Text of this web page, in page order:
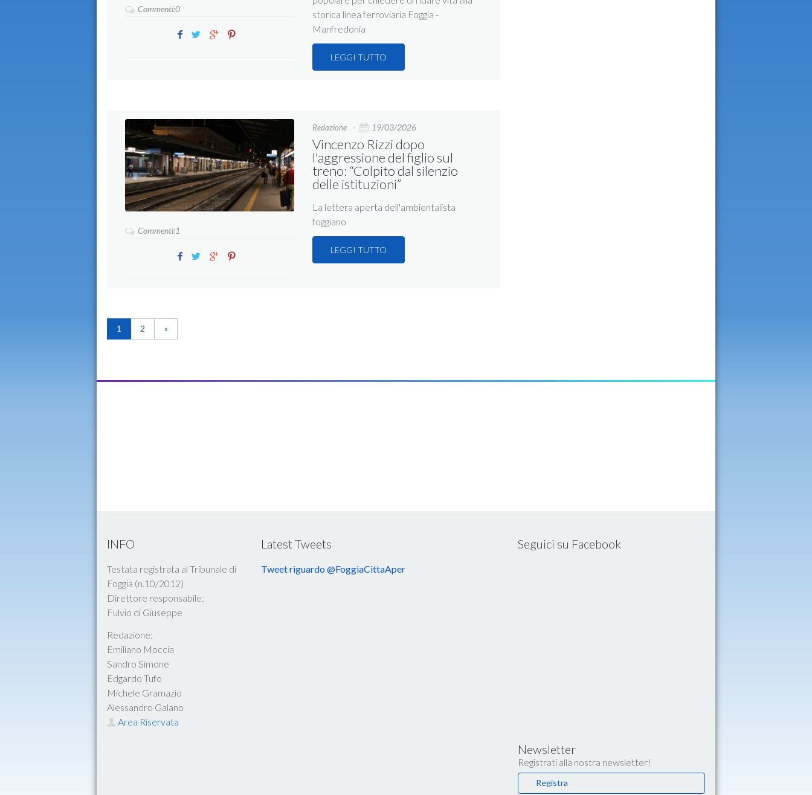
Commenti:0
storica linea ferroviaria Foggia -
Manfredonia
LEGGI TUTTO
Commenti:1
Redazione 19/03/2026
Vincenzo Rizzi dopo
l'aggressione del figlio sul
treno: “Colpito dal silenzio
delle istituzioni”
La lettera aperta dell'ambientalista
foggiano
LEGGI TUTTO
1 2 »
INFO
Testata registrata al Tribunale di
Foggia (n.10/2012)
Direttore responsabile:
Fulvio di Giuseppe
Redazione:
Emiliano Moccia
Sandro Simone
Edgardo Tufo
Michele Gramazio
Alessandro Galano
Area Riservata
Latest Tweets
Tweet riguardo @FoggiaCittaAper
Seguici su Facebook
Newsletter
Registrati alla nostra newsletter!
Registra